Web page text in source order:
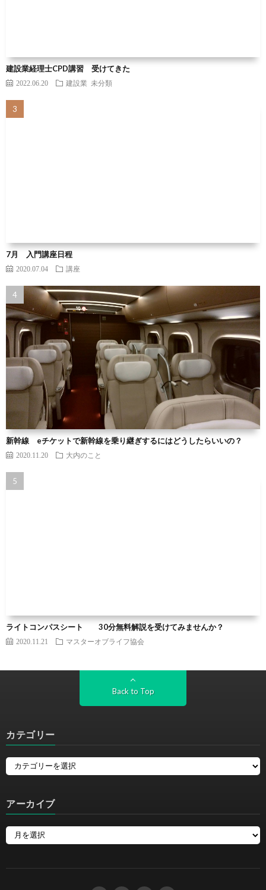
建設業経理士CPD講習 受けてきた
2022.06.20 建設業 未分類
7月 入門講座日程
2020.07.04 講座
新幹線 eチケットで新幹線を乗り継ぎするにはどうしたらいいの？
2020.11.20 大内のこと
ライトコンパスシート 30分無料解説を受けてみませんか？
2020.11.21 マスターオブライフ協会
Back to Top
カテゴリー
アーカイブ